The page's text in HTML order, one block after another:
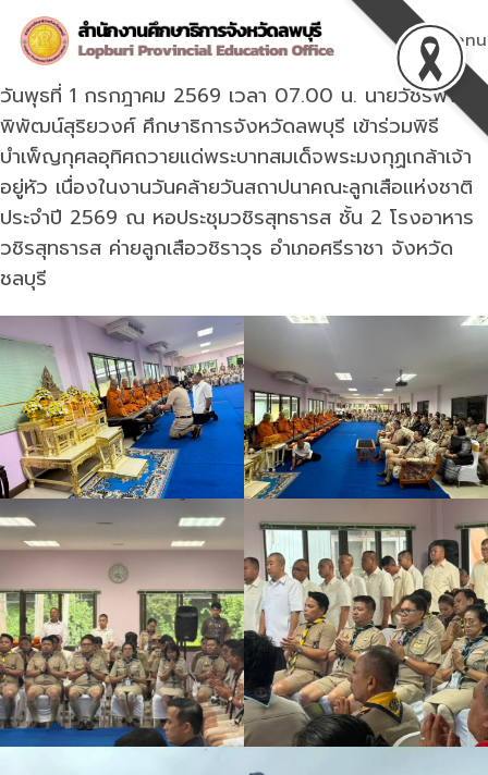
content
Menu
วันพุธที่ 1 กรกฎาคม 2569 เวลา 07.00 น. นายวัชรพงศ์
พิพัฒน์สุริยวงศ์ ศึกษาธิการจังหวัดลพบุรี เข้าร่วมพิธี
บำเพ็ญกุศลอุทิศถวายแด่พระบาทสมเด็จพระมงกุฏเกล้าเจ้า
อยู่หัว เนื่องในงานวันคล้ายวันสถาปนาคณะลูกเสือแห่งชาติ
ประจำปี 2569 ณ หอประชุมวชิรสุทธารส ชั้น 2 โรงอาหาร
วชิรสุทธารส ค่ายลูกเสือวชิราวุธ อำเภอศรีราชา จังหวัด
ชลบุรี